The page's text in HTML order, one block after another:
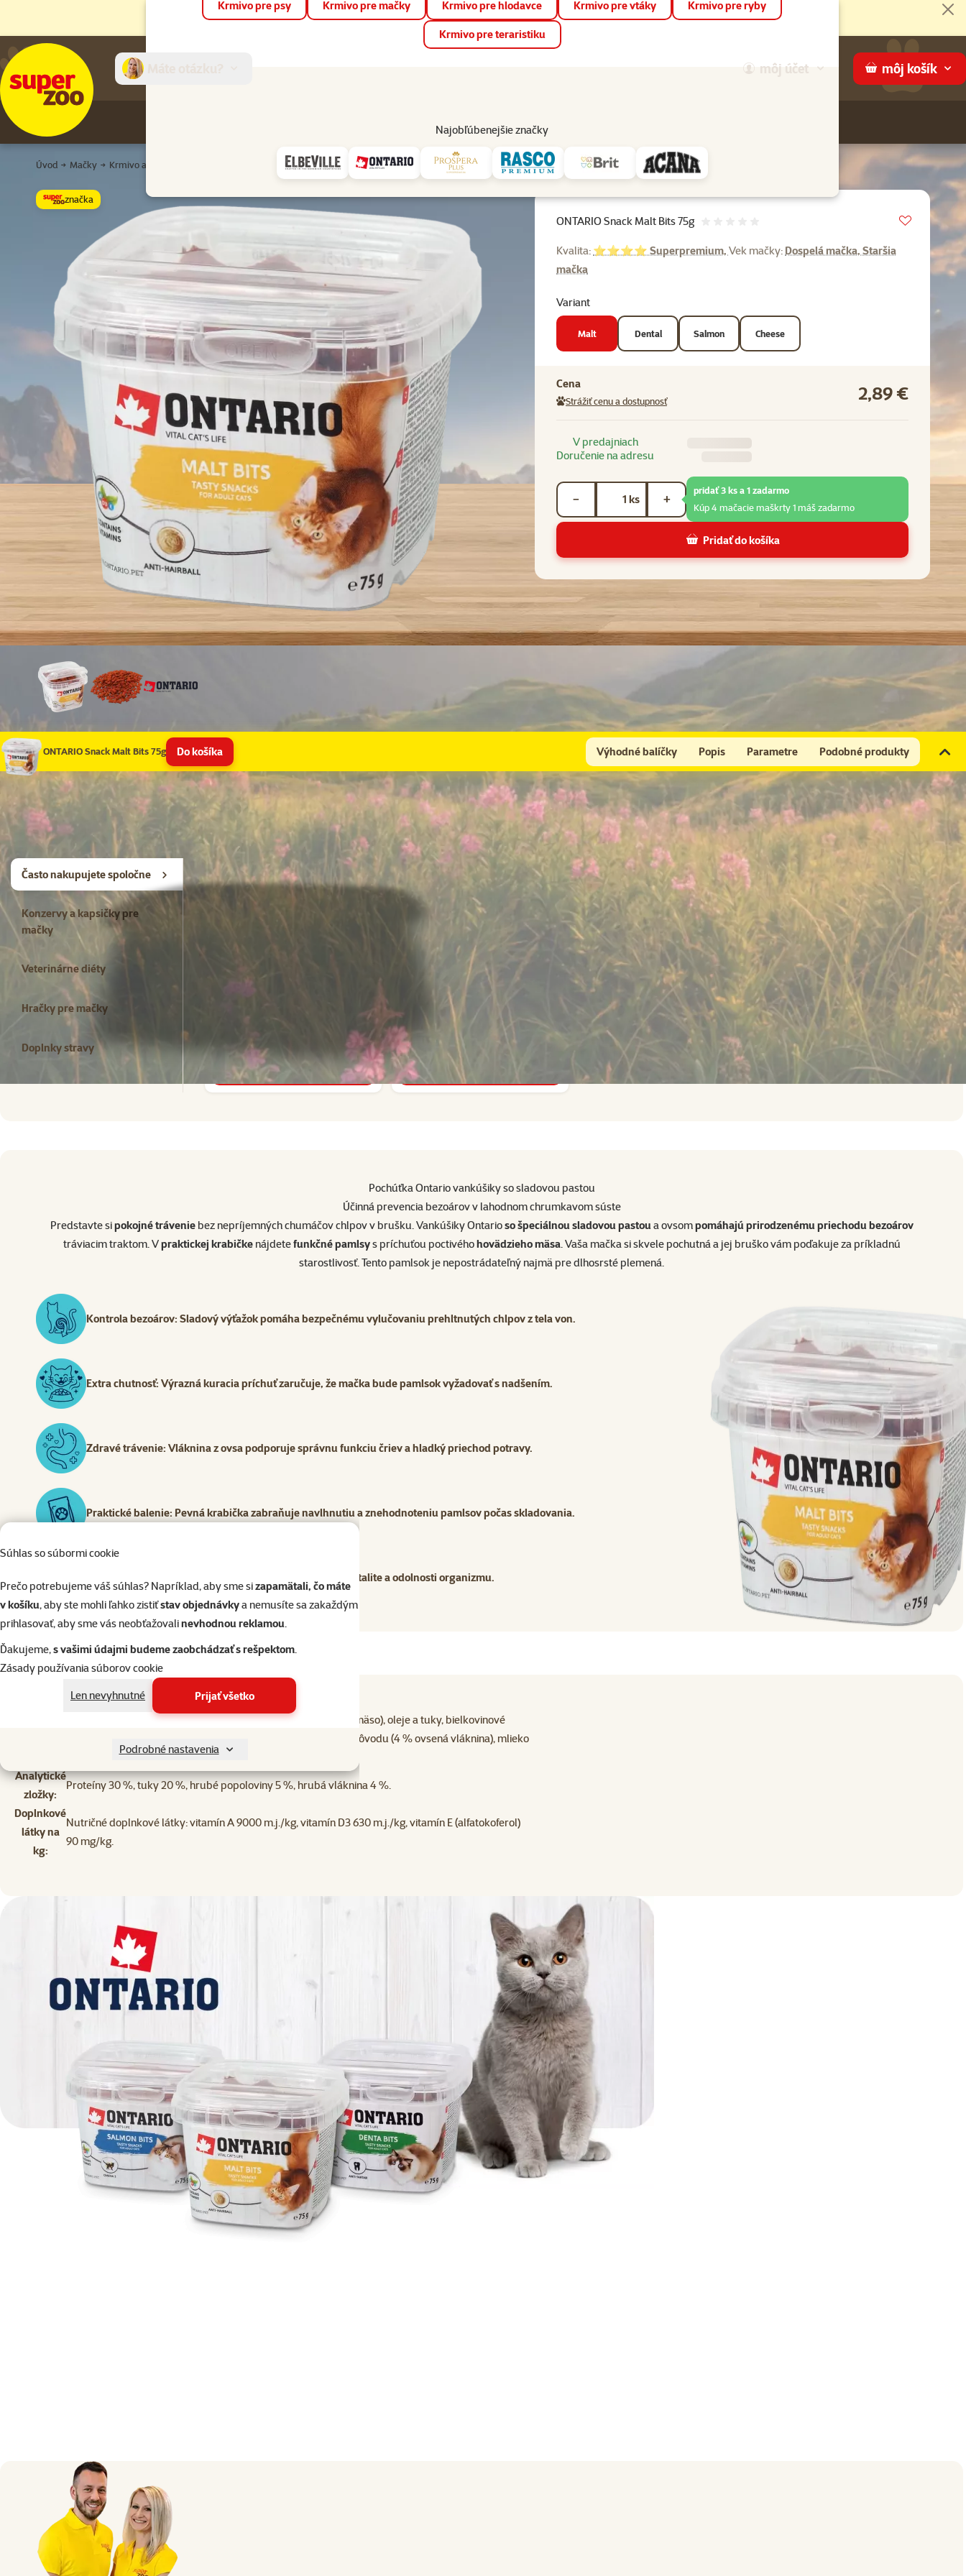
📱 Stiahnite si novú aplikáciu Super zoo.Viac informácií
Súhlas so súbormi cookie
Prečo potrebujeme váš súhlas? Napríklad, aby sme sizapamätali, čo máte
v košíku, aby ste mohli ľahko zistiťstav objednávkya nemusíte sa zakaždým
prihlasovať, aby sme vás neobťažovalinevhodnou reklamou.
Ďakujeme,s vašimi údajmi budeme zaobchádzať s rešpektom.
Zásady používania súborov cookie
Len nevyhnutné
Prijať všetko
Podrobné nastavenia
môj účet môj košík
Krmivo pre psy Krmivo pre mačky Krmivo pre hlodavce Krmivo pre vtáky Krmivo pre ryby
Krmivo pre teraristiku
Najobľúbenejšie značky
Predajne Služby
Úvod Mačky Krmivo a pochúťky Pre dospelé mačky ONTARIO Snack Malt Bits 75g
Vložit do
ONTARIO Snack Malt Bits 75g
Kvalita: ⭐⭐⭐⭐ Superpremium, Vek mačky: Dospelá mačka, Staršia
mačka
Variant
Malt Dental Salmon Cheese
Cena
Strážiť cenu a dostupnosť 2,89 €
V predajniach
Doručenie na adresu
ks
− +
pridať 3 ks a 1 zadarmo
Kúp 4 mačacie maškrty 1 máš zadarmo
Pridať do košíka
značka
ONTARIO Snack Malt Bits 75g Do košíka Výhodné balíčky Popis Parametre Podobné produkty
Pre kompletnú starostlivosť odporúčame prikúpiť
Často nakupujete spoločne
Konzervy a kapsičky pre
mačky
Veterinárne diéty
Hračky pre mačky
Doplnky stravy
Kúpiť spolu
Ontario cat kapsička tuniak vo
Hodnotenie 100%, počet hodnotení: 1
1×
Celková cena
4,18 €
Kúpiť balík
Pochúťka Ontario vankúšiky so sladovou pastou
Účinná prevencia bezoárov v lahodnom chrumkavom súste
Predstavte sipokojné tráveniebez nepríjemných chumáčov chlpov v brušku. Vankúšiky Ontarioso špeciálnou sladovou pastoua ovsompomáhajú prirodzenému priechodu bezoárov
tráviacim traktom. Vpraktickej krabičkenájdetefunkčné pamlsys príchuťou poctivéhohovädzieho mäsa. Vaša mačka si skvele pochutná a jej bruško vám poďakuje za príkladnú
starostlivosť. Tento pamlsok je nepostrádateľný najmä pre dlhosrsté plemená.
Kontrola bezoárov: Sladový výťažok pomáha bezpečnému vylučovaniu prehltnutých chlpov z tela von.
Extra chutnosť: Výrazná kuracia príchuť zaručuje, že mačka bude pamlsok vyžadovať s nadšením.
Zdravé trávenie: Vláknina z ovsa podporuje správnu funkciu čriev a hladký priechod potravy.
Praktické balenie: Pevná krabička zabraňuje navlhnutiu a znehodnoteniu pamlsov počas skladovania.
Podpora imunity: Vitamíny A a E prispievajú k celkovej vitalite a odolnosti organizmu.
Obilniny (4 % slad), mäso a živočíšne produkty (4 % hovädzie mäso), oleje a tuky, bielkovinové
extrakty, ryby a výrobky z rýb, vedľajšie výrobky rastlinného pôvodu (4 % ovsená vláknina), mlieko
a mliečne výrobky.
Analytické
zložky:
Proteíny 30 %, tuky 20 %, hrubé popoloviny 5 %, hrubá vláknina 4 %.
Doplnkové
látky na
kg:
Nutričné doplnkové látky: vitamín A 9000 m.j./kg, vitamín D3 630 m.j./kg, vitamín E (alfatokoferol)
90 mg/kg.